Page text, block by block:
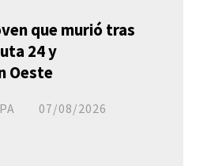
que murió tras
24 y
Oeste
07/08/2026